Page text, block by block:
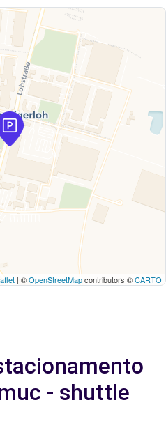
| ©OpenStreetMapcontributors ©CARTO
- shuttle